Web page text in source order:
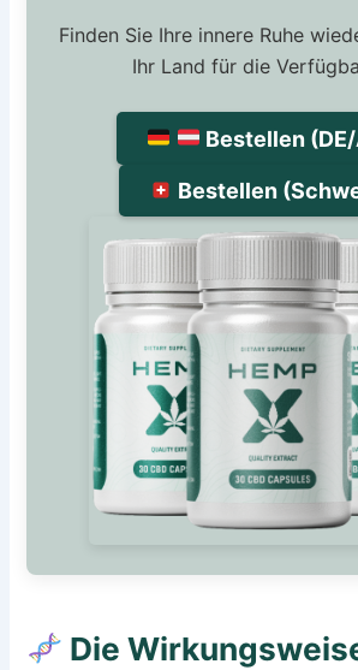
Finden Sie Ihre innere Ruhe
Ihr Land für die
Bestellen
Bestellen
Die